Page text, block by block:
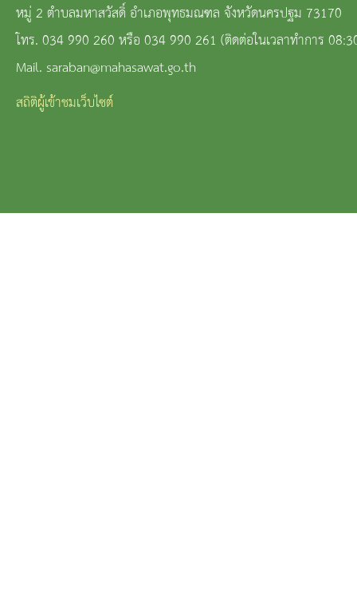
หมู่ 2 ตำบลมหาสวัสดิ์ อำเภอพุทธมณฑล จังหวัดนครปฐม 73170
โทร. 034 990 260 หรือ 034 990 261 (ติดต่อในเวลาทำการ
Mail. saraban@mahasawat.go.th
สถิติผู้เข้าชมเว็บไซต์